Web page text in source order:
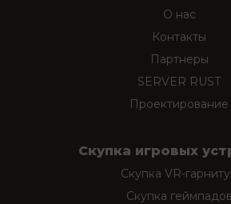
О нас
Контакты
Партнеры
SERVER RUST
Проектирование
Скупка игровых
Скупка VR-
Скупка геймпадов